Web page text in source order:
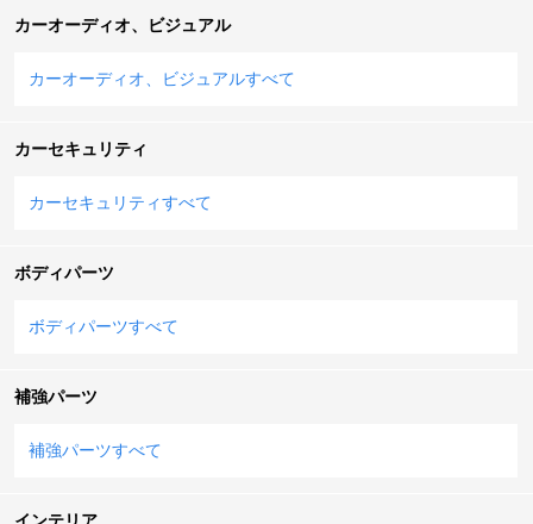
カーオーディオ、ビジュアル
カーオーディオ、ビジュアルすべて
カーセキュリティ
カーセキュリティすべて
ボディパーツ
ボディパーツすべて
補強パーツ
補強パーツすべて
インテリア